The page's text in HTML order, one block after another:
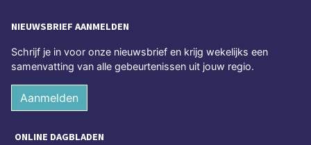
NIEUWSBRIEF AANMELDEN
Schrijf je in voor onze nieuwsbrief en krijg wekelijks een
samenvatting van alle gebeurtenissen uit jouw regio.
Aanmelden
ONLINE DAGBLADEN